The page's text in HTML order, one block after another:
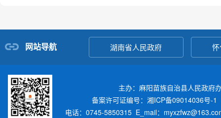
网站导航 湖南省人民政府
主办：麻阳苗族自治县人民政
备案许可证编号：湘ICP备09014036号-1
电话：0745-5850315 E_mail：